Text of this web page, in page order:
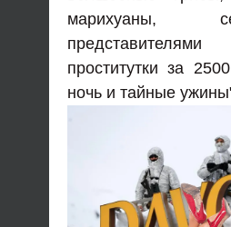
марихуаны,
проститутки за
ночь и тайные